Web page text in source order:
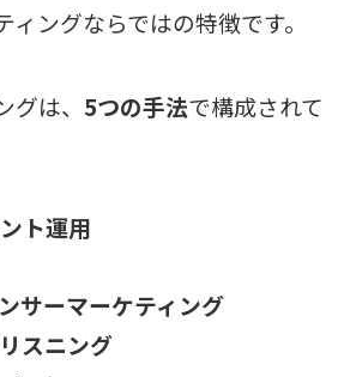
ィングならではの特徴です。
は、 5つの手法で構成されて
ト運用
サーマーケティング
スニング